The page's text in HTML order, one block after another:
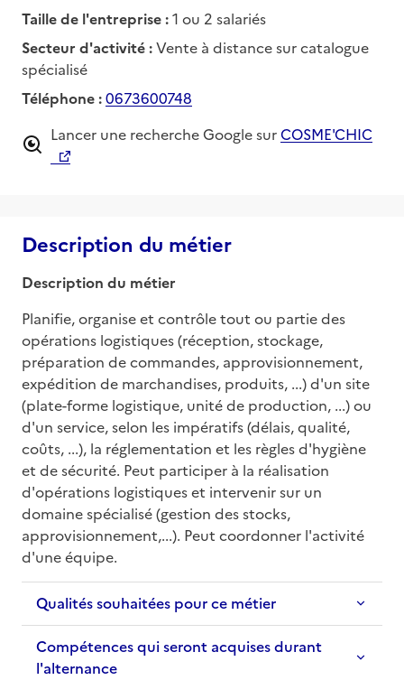
Taille de l'entreprise :1 ou 2 salariés
Secteur d'activité :Vente à distance sur catalogue
spécialisé
Téléphone :0673600748
Lancer une recherche Google surCOSME'CHIC
Description du métier
Description du métier
Planifie, organise et contrôle tout ou partie des
opérations logistiques (réception, stockage,
préparation de commandes, approvisionnement,
expédition de marchandises, produits, ...) d'un site
(plate-forme logistique, unité de production, ...) ou
d'un service, selon les impératifs (délais, qualité,
coûts, ...), la réglementation et les règles d'hygiène
et de sécurité. Peut participer à la réalisation
d'opérations logistiques et intervenir sur un
domaine spécialisé (gestion des stocks,
approvisionnement,...). Peut coordonner l'activité
d'une équipe.
Qualités souhaitées pour ce métier
Compétences qui seront acquises durant
l'alternance